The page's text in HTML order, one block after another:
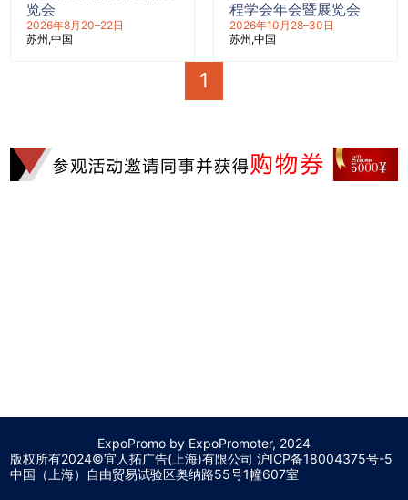
览会
2026年8月20–22日
苏州 中国
程学会年会暨展览会
2026年10月28–30日
苏州 中国
1
ExpoPromo by ExpoPromoter, 2024
版权所有2024©宜人拓广告(上海)有限公司 沪ICP备18004375号-5
中国（上海）自由贸易试验区奥纳路55号1幢607室